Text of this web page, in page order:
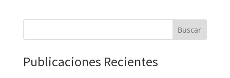
Buscar
Publicaciones Recientes